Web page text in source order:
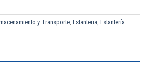
y Transporte, Estanteria, Estantería